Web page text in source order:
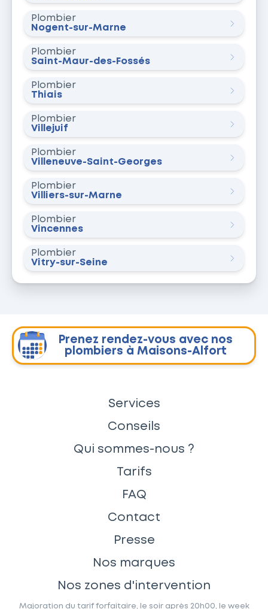
Plombier
Nogent-sur-Marne
Plombier
Saint-Maur-des-Fossés
Plombier
Thiais
Plombier
Villejuif
Plombier
Villeneuve-Saint-Georges
Plombier
Villiers-sur-Marne
Plombier
Vincennes
Plombier
Vitry-sur-Seine
Prenez rendez-vous avec nos
plombiers à Maisons-Alfort
Services
Conseils
Qui sommes-nous ?
Tarifs
FAQ
Contact
Presse
Nos marques
Nos zones d'intervention
Majoration du tarif forfaitaire, le soir après 20h00, le week